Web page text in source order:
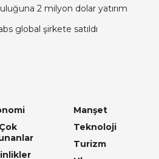
2 milyon dolar yatırım
global şirkete satıldı
Manşet
Teknoloji
Turizm